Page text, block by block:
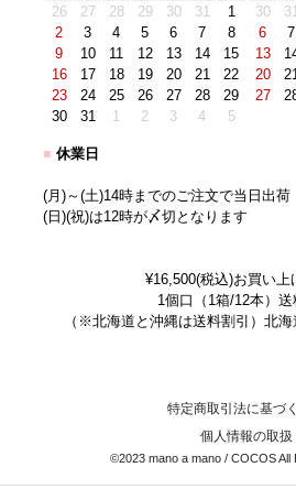
26
27 28 29 30 31
1
2
3 4 5 6 7
8
9
10 11 12 13 14
15
16
17 18 19 20 21
22
23
24 25 26 27 28
29
30
31 1 2 3 4 5
30
6
7
13
20
27
■ 休業日
(月)～(土)14時までのご注文で当日出荷
(日)(祝)は12時が〆切となります
¥16,500(税込)お買い上
1個口（1箱/12本）
（※北海道と沖縄は送料割引）北
特定商取引法に基づ
個人情報の取扱
©2023 mano a mano / COCOS All